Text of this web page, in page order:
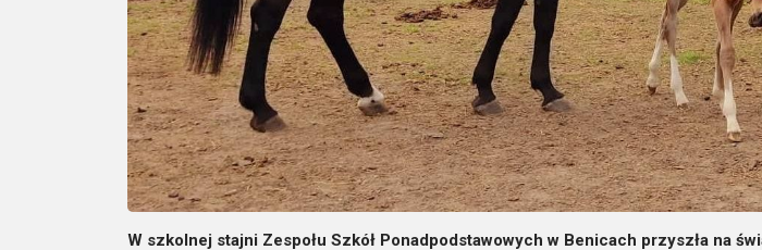
W szkolnej stajni Zespołu Szkół Ponadpodstawowych w Benicach przyszła na